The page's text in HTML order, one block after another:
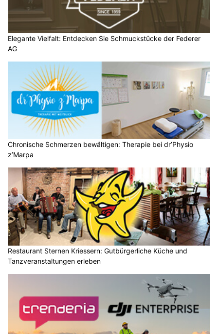
Elegante Vielfalt: Entdecken Sie Schmuckstücke der Federer
AG
Chronische Schmerzen bewältigen: Therapie bei dr’Physio
z’Marpa
Restaurant Sternen Kriessern: Gutbürgerliche Küche und
Tanzveranstaltungen erleben